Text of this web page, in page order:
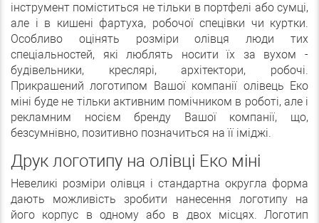
інструмент поміститься не тільки в портфелі або сумці,
але і в кишені фартуха, робочої спецівки чи куртки.
Особливо оцінять розміри олівця люди тих
спеціальностей, які люблять носити їх за вухом -
будівельники, креслярі, архітектори, робочі.
Прикрашений логотипом Вашої компанії олівець Еко
міні буде не тільки активним помічником в роботі, але і
рекламним носієм бренду Вашої компанії, що,
безсумнівно, позитивно позначиться на її іміджі.
Друк логотипу на олівці Еко міні
Невеликі розміри олівця і стандартна округла форма
дають можливість зробити нанесення логотипу на
його корпус в одному або в двох місцях. Логотип